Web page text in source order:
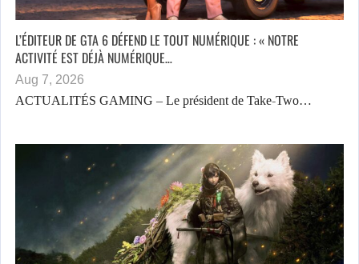
L’ÉDITEUR DE GTA 6 DÉFEND LE TOUT NUMÉRIQUE : « NOTRE
ACTIVITÉ EST DÉJÀ NUMÉRIQUE…
Aug 7, 2026
ACTUALITÉS GAMING – Le président de Take-Two…